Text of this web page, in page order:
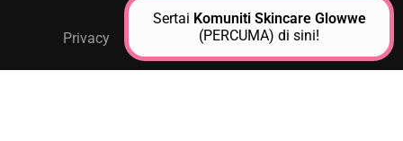
Privacy GPM Support About Us Contact
Sertai Komuniti Skincare Glowwe
(PERCUMA) di sini!